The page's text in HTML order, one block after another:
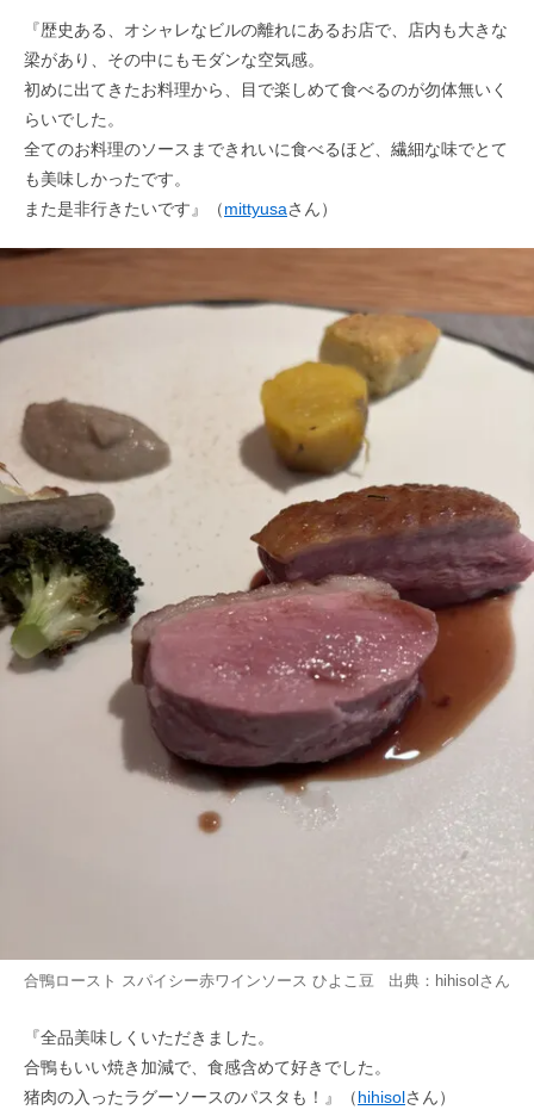
『歴史ある、オシャレなビルの離れにあるお店で、店内も大きな
梁があり、その中にもモダンな空気感。
初めに出てきたお料理から、目で楽しめて食べるのが勿体無いく
らいでした。
全てのお料理のソースまできれいに食べるほど、繊細な味でとて
も美味しかったです。
また是非行きたいです』（mittyusaさん）
合鴨ロースト スパイシー赤ワインソース ひよこ豆 出典： hihisol さん
『全品美味しくいただきました。
合鴨もいい焼き加減で、食感含めて好きでした。
猪肉の入ったラグーソースのパスタも！』（hihisolさん）